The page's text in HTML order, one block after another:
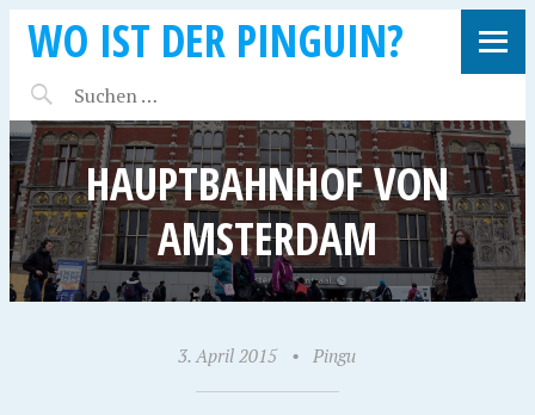
WO IST DER PINGUIN?
HAUPTBAHNHOF VON
AMSTERDAM
3. April 2015 • Pingu